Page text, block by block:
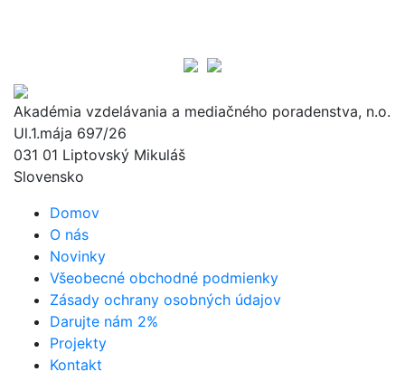
Akadémia vzdelávania a mediačného poradenstva, n.o.
Ul.1.mája 697/26
031 01 Liptovský Mikuláš
Slovensko
Domov
O nás
Novinky
Všeobecné obchodné podmienky
Zásady ochrany osobných údajov
Darujte nám 2%
Projekty
Kontakt